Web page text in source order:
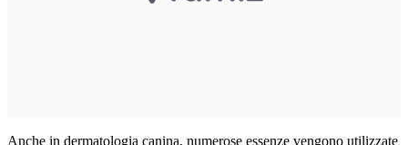
Anche in dermatologia canina, numerose essenze vengono utilizzate